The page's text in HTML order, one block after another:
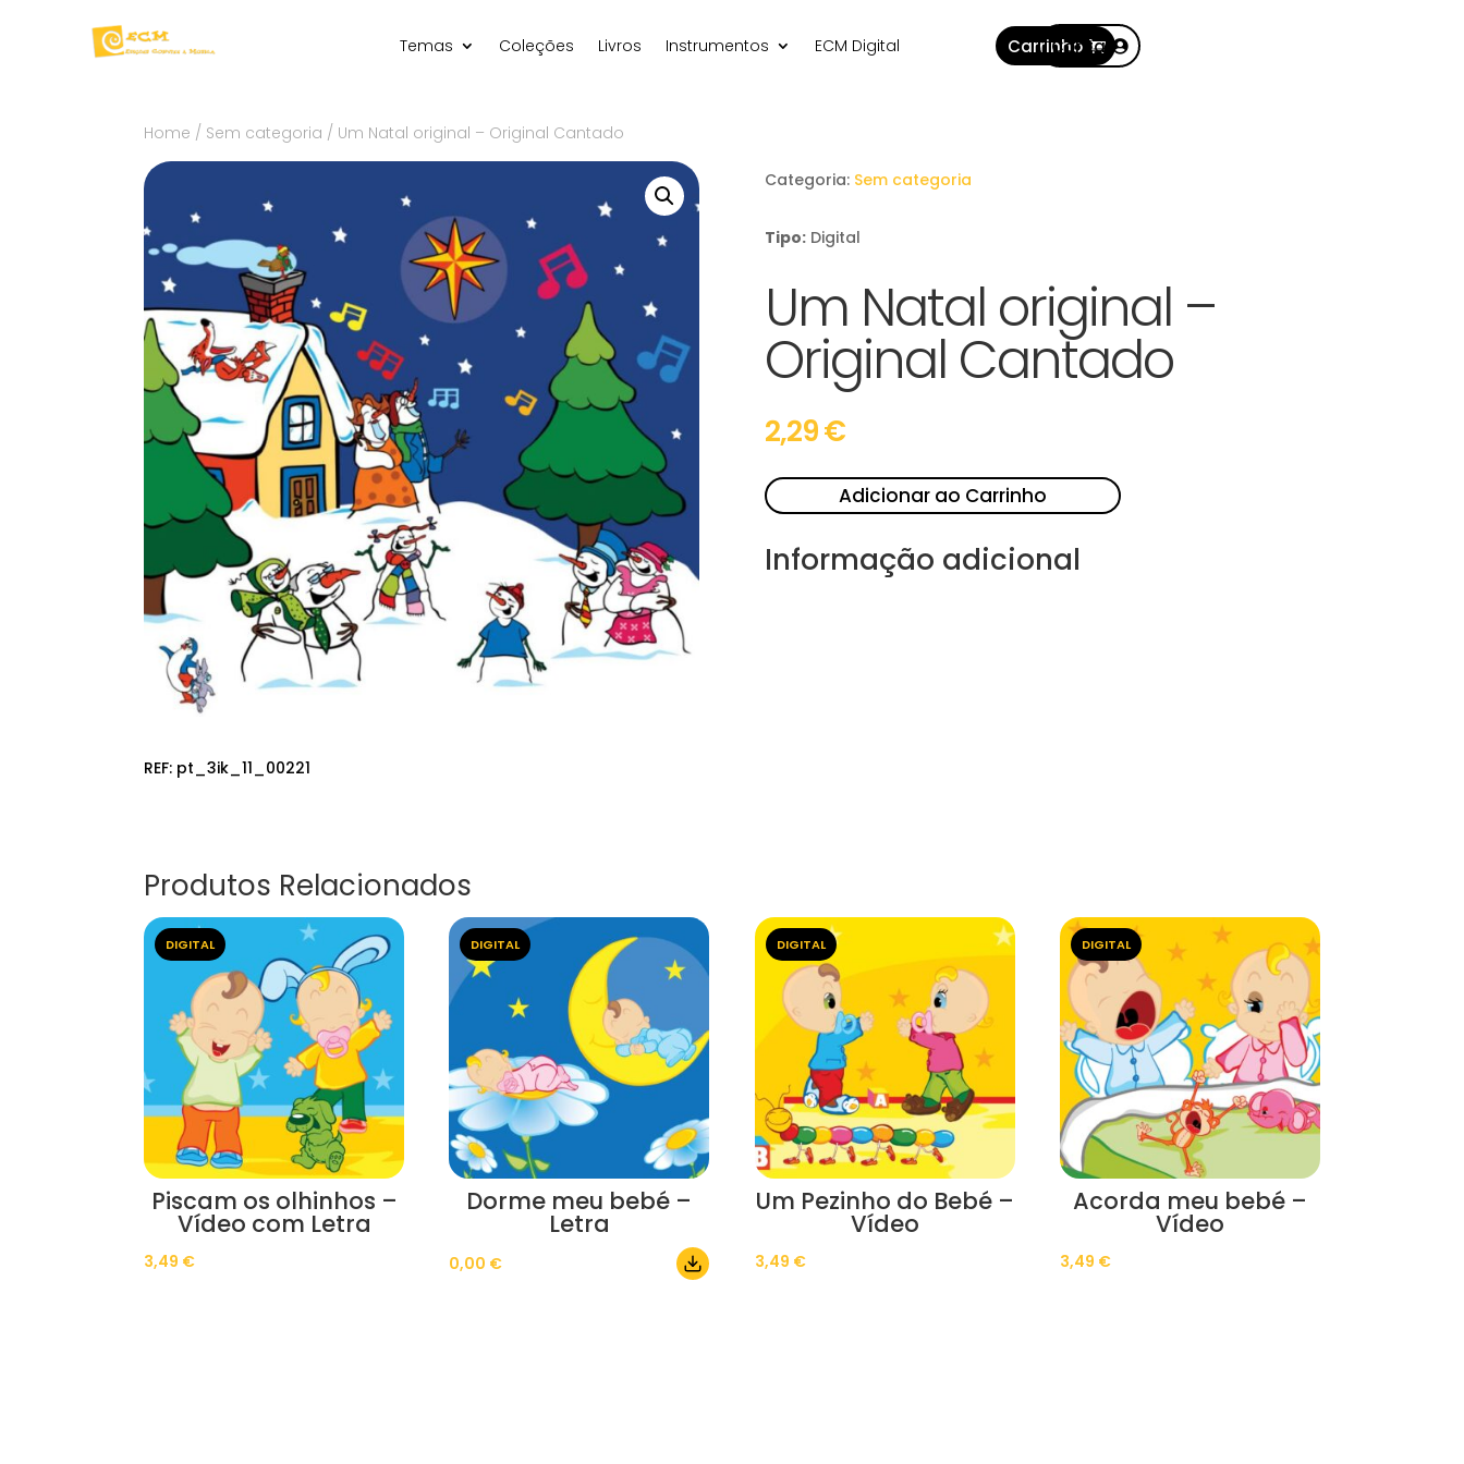
Temas Coleções Livros Instrumentos ECM Digital Carrinho
Conta
Home / Sem categoria / Um Natal original – Original Cantado
REF: pt_3ik_11_00221
Categoria: Sem categoria
Tipo: Digital
Um Natal original –
Original Cantado
2,29€
Adicionar ao Carrinho
Informação adicional
Produtos Relacionados
DIGITAL
Piscam os olhinhos –
Vídeo com Letra
3,49 €
DIGITAL
Dorme meu bebé –
Letra
0,00 €
DIGITAL
Um Pezinho do Bebé –
Vídeo
3,49 €
DIGITAL
Acorda meu bebé –
Vídeo
3,49 €